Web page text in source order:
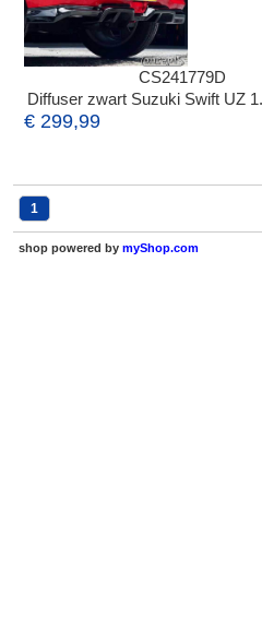
CS241779D
Diffuser zwart Suzuki Swift UZ
€ 299,99
1
shop powered by myShop.com